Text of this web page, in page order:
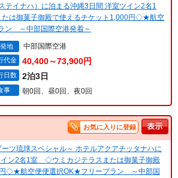
テイナハ）に泊まる沖縄3日間 洋室ツイン2名1
は御菓子御殿で使えるチケット1,000円◇★航空
ン ～中部国際空港発着～
地 中部国際空港
代金 40,400～73,900円
日数 2泊3日
事 朝0回、昼0回、夜0回
お気に入りに登録
ツ琉球スペシャル～ ホテルアクアチッタナハに
イン2名1室 ◇ウミカジテラスまたは御菓子御殿
◇★航空便便選択OK★フリープラン ～中部国